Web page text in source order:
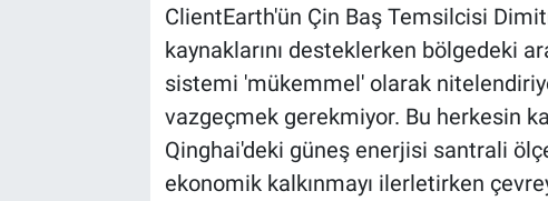
ClientEarth'ün Çin Baş Temsilcisi
kaynaklarını desteklerken bölgedeki
sistemi 'mükemmel' olarak
vazgeçmek gerekmiyor. Bu herkesin
Qinghai'deki güneş enerjisi santrali
ekonomik kalkınmayı ilerletirken